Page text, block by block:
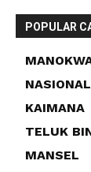
POPULAR
NASIONAL
KAIMANA
TELUK
MANSEL